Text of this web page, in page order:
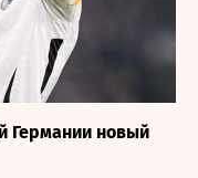
Германии новый